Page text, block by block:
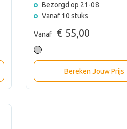
Bezorgd op 21-08
Vanaf 10 stuks
Vanaf € 55,00
Bereken Jouw Prijs